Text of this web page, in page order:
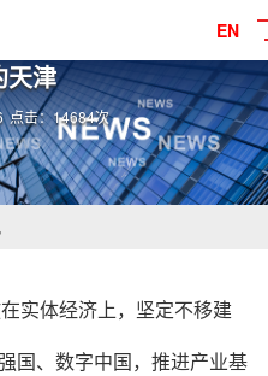
EN
天津
点击：14684次
实体经济上，坚定不移建
国、数字中国，推进产业基